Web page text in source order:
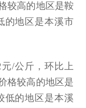
较高的地区是鞍
的地区是本溪市
元/公斤，环比上
格较高的地区是
低的地区是本溪